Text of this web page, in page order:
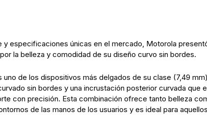
y especificaciones únicas en el mercado, Motorola
la belleza y comodidad de su diseño curvo sin bordes.
uno de los dispositivos más delgados de su clase (7,49
sin bordes y una incrustación posterior curvada que
con precisión. Esta combinación ofrece tanto belleza
de las manos de los usuarios y es ideal para